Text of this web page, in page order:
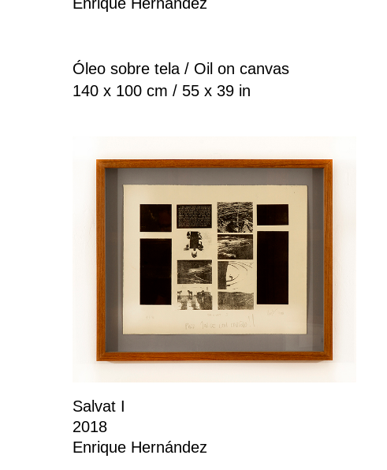
Óleo sobre tela / Oil on canvas
140 x 100 cm / 55 x 39 in
Salvat I
2018
Enrique Hernández